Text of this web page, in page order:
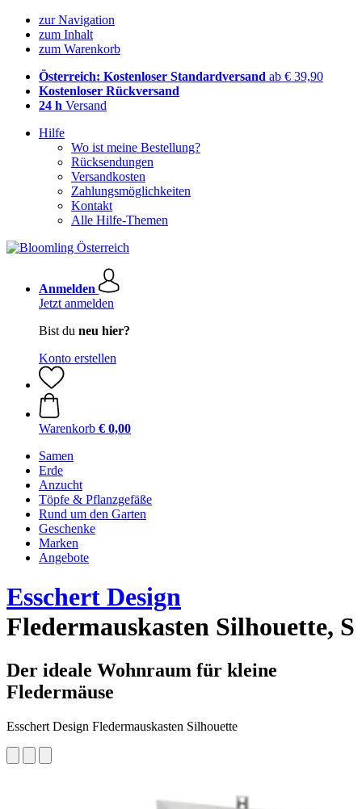
zur Navigation
zum Inhalt
zum Warenkorb
Österreich: Kostenloser Standardversand ab € 39,90
Kostenloser Rückversand
24 h Versand
Hilfe
Wo ist meine Bestellung?
Rücksendungen
Versandkosten
Zahlungsmöglichkeiten
Kontakt
Alle Hilfe-Themen
Anmelden
Jetzt anmelden
Bist du neu hier?
Konto erstellen
Warenkorb € 0,00
Samen
Erde
Anzucht
Töpfe & Pflanzgefäße
Rund um den Garten
Geschenke
Marken
Angebote
Esschert Design
Fledermauskasten Silhouette, S
Der ideale Wohnraum für kleine
Fledermäuse
Esschert Design Fledermauskasten Silhouette